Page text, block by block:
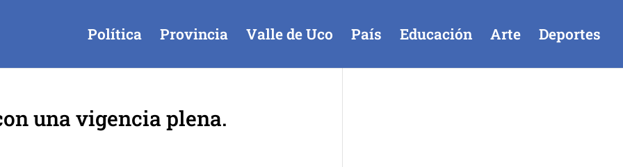
Política Provincia Valle de Uco País Educación Arte Deportes
una vigencia plena.